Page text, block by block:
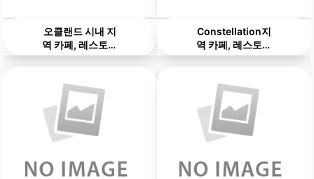
오클랜드 시내 지
역 카페, 레스토랑
100
Constellation지
역 카페, 레스토랑
100